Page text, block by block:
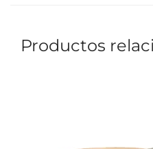
Productos